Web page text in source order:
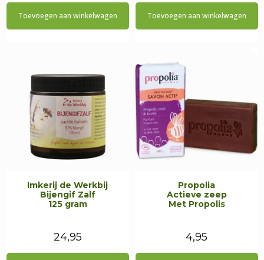
Toevoegen aan winkelwagen Toevoegen aan winkelwagen
Imkerij de Werkbij
Bijengif Zalf
125 gram
24,95
Propolia
Actieve zeep
Met Propolis
4,95